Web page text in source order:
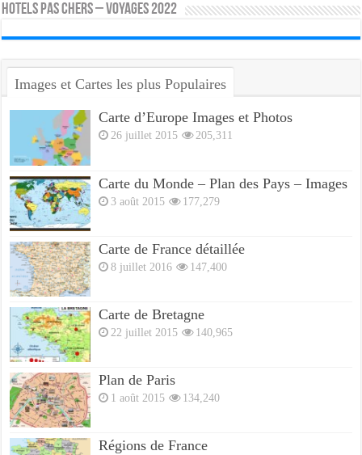
HOTELS PAS CHERS – VOYAGES 2022
Images et Cartes les plus Populaires
Carte d’Europe Images et Photos
26 juillet 2015 205,311
Carte du Monde – Plan des Pays – Images
3 août 2015 177,279
Carte de France détaillée
8 juillet 2016 147,400
Carte de Bretagne
22 juillet 2015 140,965
Plan de Paris
1 août 2015 134,240
Régions de France